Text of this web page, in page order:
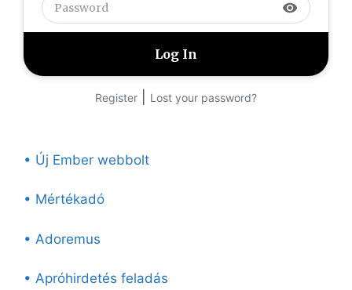
visibility
Register Lost your password?
• Új Ember webbolt
• Mértékadó
• Adoremus
• Apróhirdetés feladás